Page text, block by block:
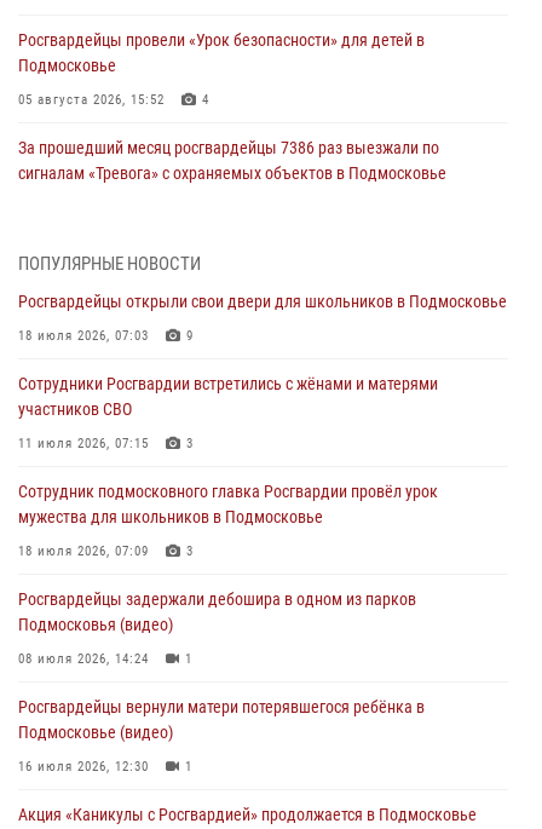
Росгвардейцы провели «Урок безопасности» для детей в
Подмосковье
05 августа 2026, 15:52 4
За прошедший месяц росгвардейцы 7386 раз выезжали по
сигналам «Тревога» с охраняемых объектов в Подмосковье
Росгвардейцы пресекли кражу из супермаркета в Подмосковье
03 августа 2026, 15:26
«семейным подрядом» в Подмосковье (видео)
03 августа 2026, 14:57
крупную сумму в Подмосковье
31 июля 2026, 14:00
действиях в Подмосковье (видео)
31 июля 2026, 09:30
ПОПУЛЯРНЫЕ НОВОСТИ
Росгвардейцы открыли свои двери для школьников в Подмосковье
18 июля 2026, 07:03 9
Сотрудники Росгвардии встретились с жёнами и матерями
участников СВО
11 июля 2026, 07:15 3
Сотрудник подмосковного главка Росгвардии провёл урок
мужества для школьников в Подмосковье
18 июля 2026, 07:09 3
Росгвардейцы задержали дебошира в одном из парков
Подмосковья (видео)
08 июля 2026, 14:24 1
Росгвардейцы вернули матери потерявшегося ребёнка в
Подмосковье (видео)
16 июля 2026, 12:30 1
Акция «Каникулы с Росгвардией» продолжается в Подмосковье